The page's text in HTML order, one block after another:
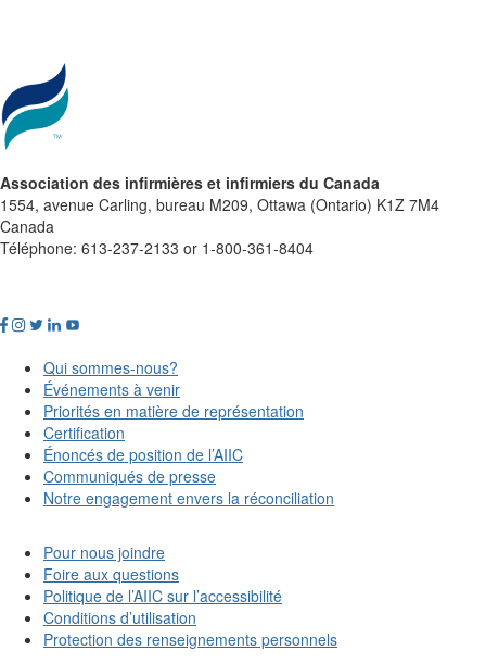
Association des infirmières et infirmiers du Canada
1554, avenue Carling, bureau M209, Ottawa (Ontario) K1Z 7M4
Canada
Téléphone: 613-237-2133 or 1-800-361-8404
Qui sommes-nous?
Événements à venir
Priorités en matière de représentation
Certification
Énoncés de position de l’AIIC
Communiqués de presse
Notre engagement envers la réconciliation
Pour nous joindre
Foire aux questions
Politique de l’AIIC sur l’accessibilité
Conditions d’utilisation
Protection des renseignements personnels